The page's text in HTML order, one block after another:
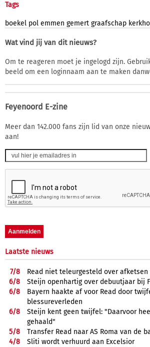
Tags
boekel pol emmen gemert graafschap
Wat vind jij van dit nieuws?
Om te reageren moet je ingelogd zijn.
beeld om een loginnaam aan te maken
Feyenoord E-zine
Meer dan 142.000 fans zijn lid van onze
aan!
Laatste nieuws
7/8
Read niet teleurgesteld over
6/8
Steijn openhartig over debuutjaar bij
6/8
Bayern haakte af voor Read door
blessureverleden
6/8
Steijn kent geen twijfel: "Daarvoor
gehaald"
5/8
Transfer Read naar AS Roma van de
4/8
Sliti wordt verhuurd aan Excelsior